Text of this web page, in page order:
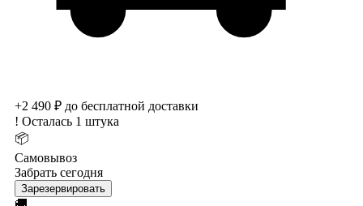
+2 490 ₽ до бесплатной доставки
! Осталась 1 штука
📦
Самовывоз
Забрать сегодня
Зарезервировать